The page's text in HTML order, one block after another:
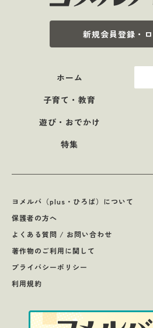
新規会員登録・
ホーム
子育て・教育
遊び・おでかけ
特集
ヨメルバ（plus・ひろば）について
保護者の方へ
よくある質問 / お問い合わせ
著作物のご利用に関して
プライバシーポリシー
利用規約